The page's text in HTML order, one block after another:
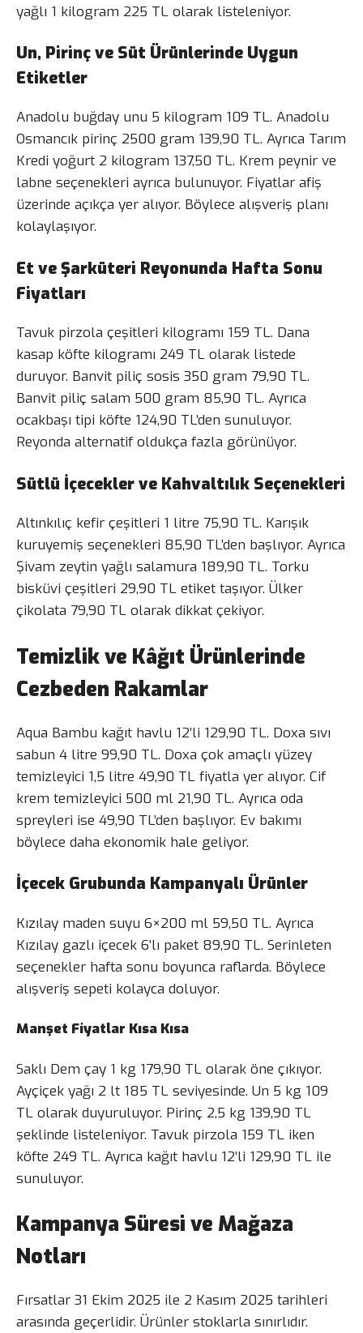
yağlı 1 kilogram 225 TL olarak listeleniyor.
Un, Pirinç ve Süt Ürünlerinde Uygun
Etiketler
Anadolu buğday unu 5 kilogram 109 TL. Anadolu
Osmancık pirinç 2500 gram 139,90 TL. Ayrıca Tarım
Kredi yoğurt 2 kilogram 137,50 TL. Krem peynir ve
labne seçenekleri ayrıca bulunuyor. Fiyatlar afiş
üzerinde açıkça yer alıyor. Böylece alışveriş planı
kolaylaşıyor.
Et ve Şarküteri Reyonunda Hafta Sonu
Fiyatları
Tavuk pirzola çeşitleri kilogramı 159 TL. Dana
kasap köfte kilogramı 249 TL olarak listede
duruyor. Banvit piliç sosis 350 gram 79,90 TL.
Banvit piliç salam 500 gram 85,90 TL. Ayrıca
ocakbaşı tipi köfte 124,90 TL’den sunuluyor.
Reyonda alternatif oldukça fazla görünüyor.
Sütlü İçecekler ve Kahvaltılık Seçenekleri
Altınkılıç kefir çeşitleri 1 litre 75,90 TL. Karışık
kuruyemiş seçenekleri 85,90 TL’den başlıyor. Ayrıca
Şivam zeytin yağlı salamura 189,90 TL. Torku
bisküvi çeşitleri 29,90 TL etiket taşıyor. Ülker
çikolata 79,90 TL olarak dikkat çekiyor.
Temizlik ve Kâğıt Ürünlerinde
Cezbeden Rakamlar
Aqua Bambu kağıt havlu 12’li 129,90 TL. Doxa sıvı
sabun 4 litre 99,90 TL. Doxa çok amaçlı yüzey
temizleyici 1,5 litre 49,90 TL fiyatla yer alıyor. Cif
krem temizleyici 500 ml 21,90 TL. Ayrıca oda
spreyleri ise 49,90 TL’den başlıyor. Ev bakımı
böylece daha ekonomik hale geliyor.
İçecek Grubunda Kampanyalı Ürünler
Kızılay maden suyu 6×200 ml 59,50 TL. Ayrıca
Kızılay gazlı içecek 6’lı paket 89,90 TL. Serinleten
seçenekler hafta sonu boyunca raflarda. Böylece
alışveriş sepeti kolayca doluyor.
Manşet Fiyatlar Kısa Kısa
Saklı Dem çay 1 kg 179,90 TL olarak öne çıkıyor.
Ayçiçek yağı 2 lt 185 TL seviyesinde. Un 5 kg 109
TL olarak duyuruluyor. Pirinç 2,5 kg 139,90 TL
şeklinde listeleniyor. Tavuk pirzola 159 TL iken
köfte 249 TL. Ayrıca kağıt havlu 12’li 129,90 TL ile
sunuluyor.
Kampanya Süresi ve Mağaza
Notları
Fırsatlar 31 Ekim 2025 ile 2 Kasım 2025 tarihleri
arasında geçerlidir. Ürünler stoklarla sınırlıdır.